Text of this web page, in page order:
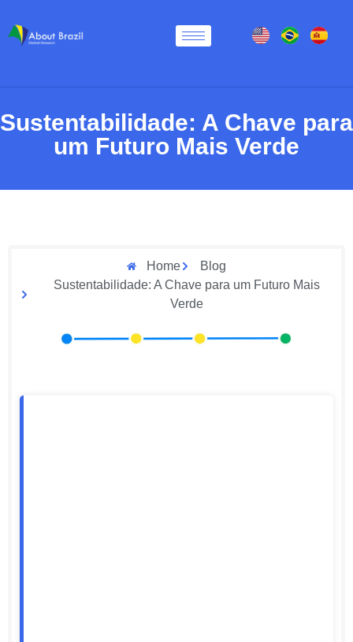
Sustentabilidade: A Chave para
um Futuro Mais Verde
Home
Blog
Sustentabilidade: A Chave para um Futuro Mais
Verde